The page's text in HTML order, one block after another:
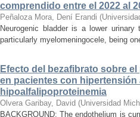
comprendido entre el 2022 al
Peñaloza Mora, Dení Erandi (
Neurogenic bladder is a lower
particularly myelomeningocele, being
Efecto del bezafibrato sobre
en pacientes con
hipoalfalipoproteinemia
Olvera Garibay, David (Universidad
BACKGROUND: The endothelium is